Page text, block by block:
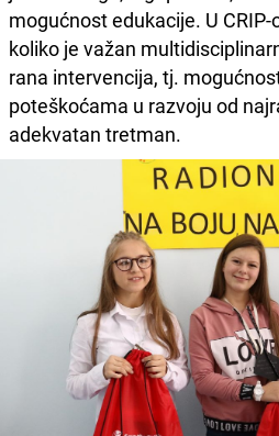
mogućnost edukacije. U
koliko je važan
rana intervencija, tj.
poteškoćama u razvoju od
adekvatan tretman.